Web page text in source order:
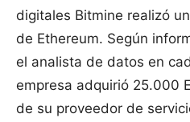
digitales Bitmine realizó
de Ethereum. Según
el analista de datos en
empresa adquirió 25.000
de su proveedor de